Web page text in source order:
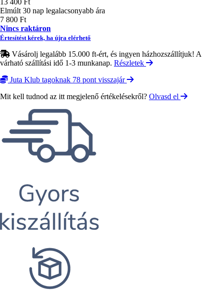
Elmúlt 30 nap legalacsonyabb ára
7 800 Ft
Nincs raktáron
Értesítést kérek, ha újra elérhető
Vásárolj legalább 15.000 ft-ért, és ingyen házhozszállítjuk! A
várható szállítási idő 1-3 munkanap. Részletek
Juta Klub tagoknak 78 pont visszajár
Mit kell tudnod az itt megjelenő értékelésekről? Olvasd el